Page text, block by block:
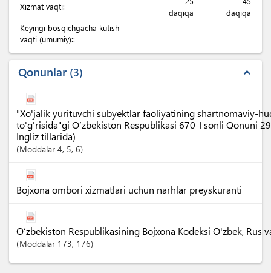
Xizmat vaqti:
daqiqa
daqiqa
Keyingi bosqichgacha kutish
vaqti (umumiy)::
Qonunlar 3 expand_less
"Xo'jalik yurituvchi subyektlar faoliyatining shartnomaviy-
to'g'risida"gi O‘zbekiston Respublikasi 670-I sonli Qonuni
Ingliz tillarida)
Moddalar 4, 5, 6
Bojxona ombori xizmatlari uchun narhlar preyskuranti
O‘zbekiston Respublikasining Bojxona Kodeksi O'zbek, Rus
Moddalar 173, 176